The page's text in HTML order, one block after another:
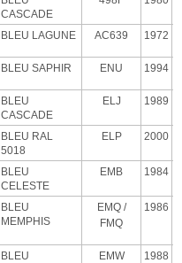
CASCADE
BLEU LAGUNE AC639 1972
BLEU SAPHIR ENU 1994
BLEU
CASCADE
ELJ 1989
BLEU RAL
5018
ELP 2000
BLEU
CELESTE
EMB 1984
BLEU
MEMPHIS
EMQ /
FMQ
1986
BLEU
EMW 1988